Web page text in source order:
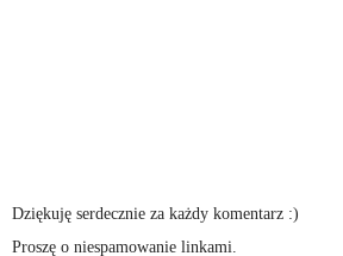
Dziękuję serdecznie za każdy komentarz :)
Proszę o niespamowanie linkami.